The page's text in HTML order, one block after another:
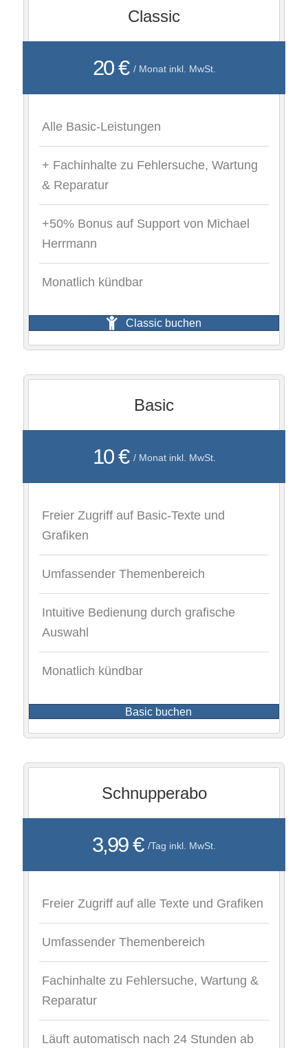
Classic
20 € / Monat inkl. MwSt.
Alle Basic-Leistungen
+ Fachinhalte zu Fehlersuche, Wartung
& Reparatur
+50% Bonus auf Support von Michael
Herrmann
Monatlich kündbar
Classic buchen
Basic
10 € / Monat inkl. MwSt.
Freier Zugriff auf Basic-Texte und
Grafiken
Umfassender Themenbereich
Intuitive Bedienung durch grafische
Auswahl
Monatlich kündbar
Basic buchen
Schnupperabo
3,99 € /Tag inkl. MwSt.
Freier Zugriff auf alle Texte und Grafiken
Umfassender Themenbereich
Fachinhalte zu Fehlersuche, Wartung &
Reparatur
Läuft automatisch nach 24 Stunden ab